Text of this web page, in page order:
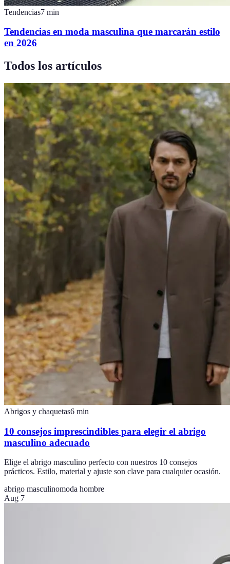
Tendencias7 min
Tendencias en moda masculina que marcarán estilo
en 2026
Todos los artículos
Abrigos y chaquetas6 min
10 consejos imprescindibles para elegir el abrigo
masculino adecuado
Elige el abrigo masculino perfecto con nuestros 10 consejos
prácticos. Estilo, material y ajuste son clave para cualquier ocasión.
abrigo masculinomoda hombre
Aug 7